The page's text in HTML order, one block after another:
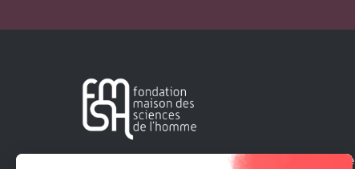
Créée en 1963, la Fondation Maison Sciences de l'Homme